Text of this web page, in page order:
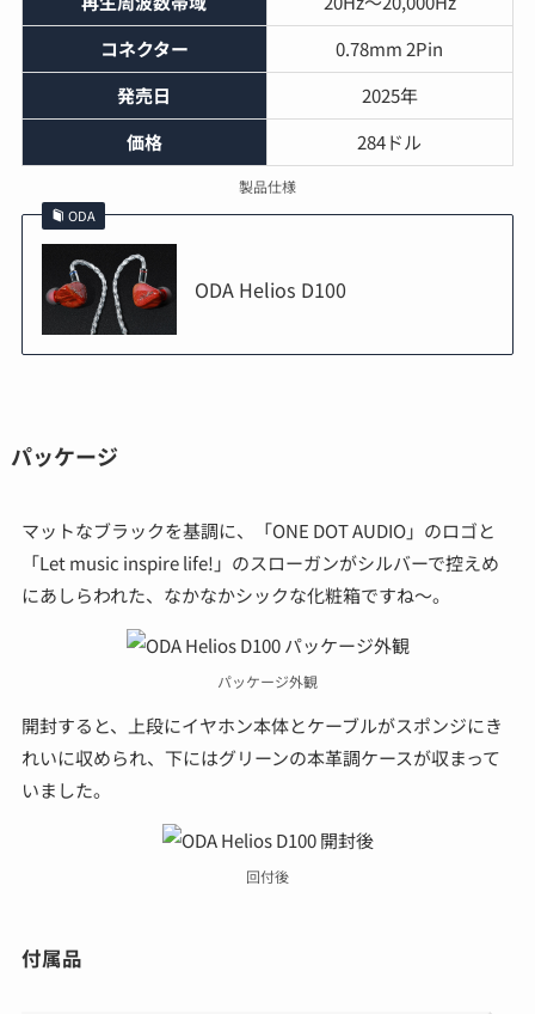
コネクター
0.78mm 2Pin
発売日
2025年
価格
284ドル
製品仕様
ODA
ODA Helios D100
パッケージ
マットなブラックを基調に、「ONE DOT AUDIO」のロゴと
「Let music inspire life!」のスローガンがシルバーで控えめ
にあしらわれた、なかなかシックな化粧箱ですね～。
パッケージ外観
開封すると、上段にイヤホン本体とケーブルがスポンジにき
れいに収められ、下にはグリーンの本革調ケースが収まって
いました。
回付後
付属品